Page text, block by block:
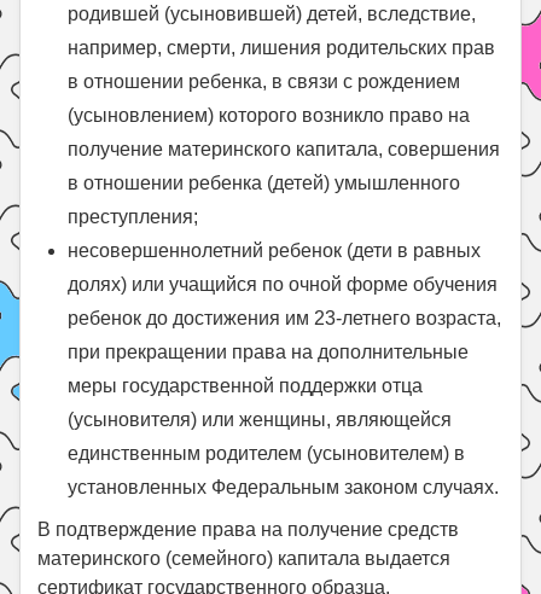
родившей (усыновившей) детей, вследствие,
например, смерти, лишения родительских прав
в отношении ребенка, в связи с рождением
(усыновлением) которого возникло право на
получение материнского капитала, совершения
в отношении ребенка (детей) умышленного
преступления;
несовершеннолетний ребенок (дети в равных
долях) или учащийся по очной форме обучения
ребенок до достижения им 23-летнего возраста,
при прекращении права на дополнительные
меры государственной поддержки отца
(усыновителя) или женщины, являющейся
единственным родителем (усыновителем) в
установленных Федеральным законом случаях.
В подтверждение права на получение средств
материнского (семейного) капитала выдается
сертификат государственного образца.